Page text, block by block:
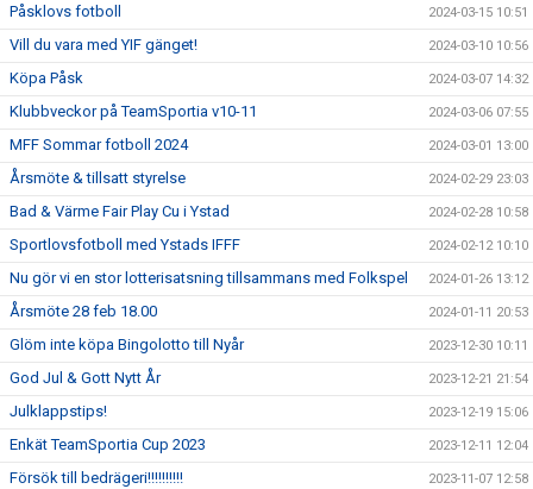
Påsklovs fotboll 2024-03-15 10:51
Vill du vara med YIF gänget! 2024-03-10 10:56
Köpa Påsk 2024-03-07 14:32
Klubbveckor på TeamSportia v10-11 2024-03-06 07:55
MFF Sommar fotboll 2024 2024-03-01 13:00
Årsmöte & tillsatt styrelse 2024-02-29 23:03
Bad & Värme Fair Play Cu i Ystad 2024-02-28 10:58
Sportlovsfotboll med Ystads IFFF 2024-02-12 10:10
Nu gör vi en stor lotterisatsning tillsammans med Folkspel 2024-01-26 13:12
Årsmöte 28 feb 18.00 2024-01-11 20:53
Glöm inte köpa Bingolotto till Nyår 2023-12-30 10:11
God Jul & Gott Nytt År 2023-12-21 21:54
Julklappstips! 2023-12-19 15:06
Enkät TeamSportia Cup 2023 2023-12-11 12:04
Försök till bedrägeri!!!!!!!!!! 2023-11-07 12:58